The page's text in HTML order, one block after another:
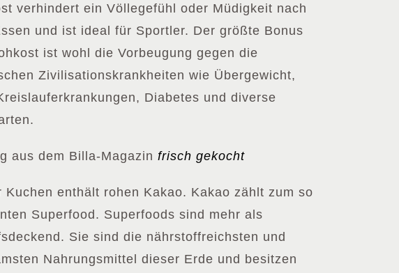
verhindert ein Völlegefühl oder Müdigkeit nach
und ist ideal für Sportler. Der größte Bonus
ist wohl die Vorbeugung gegen die
Zivilisationskrankheiten wie Übergewicht,
Diabetes und diverse
aus dem Billa-Magazin frisch gekocht
Kuchen enthält rohen Kakao. Kakao zählt zum so
Superfood. Superfoods sind mehr als
Sie sind die nährstoffreichsten und
Nahrungsmittel dieser Erde und besitzen